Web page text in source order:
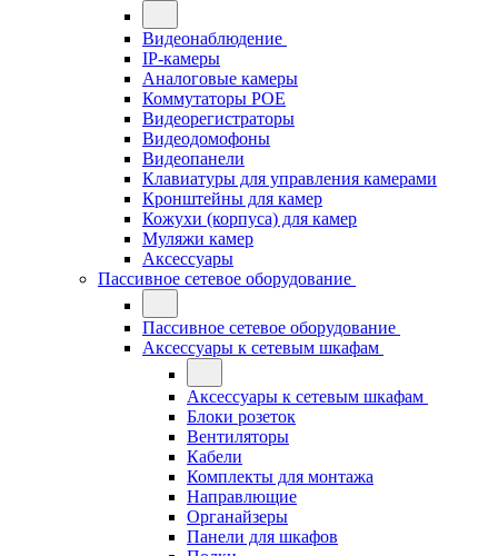
Видеонаблюдение
IP-камеры
Аналоговые камеры
Коммутаторы POE
Видеорегистраторы
Видеодомофоны
Видеопанели
Клавиатуры для управления камерами
Кронштейны для камер
Кожухи (корпуса) для камер
Муляжи камер
Аксессуары
Пассивное сетевое оборудование
Пассивное сетевое оборудование
Аксессуары к сетевым шкафам
Аксессуары к сетевым шкафам
Блоки розеток
Вентиляторы
Кабели
Комплекты для монтажа
Направлющие
Органайзеры
Панели для шкафов